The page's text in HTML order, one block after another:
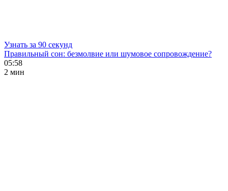
Узнать за 90 секунд
Правильный сон: безмолвие или шумовое сопровождение?
05:58
2 мин